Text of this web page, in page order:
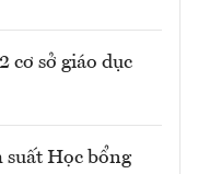
cơ sở giáo dục
suất Học bổng